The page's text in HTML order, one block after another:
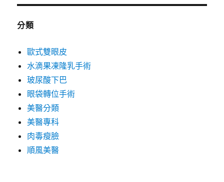
分類
歐式雙眼皮
水滴果凍隆乳手術
玻尿酸下巴
眼袋轉位手術
美醫分類
美醫專科
肉毒瘦臉
順風美醫